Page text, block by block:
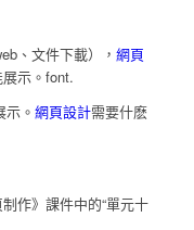
、文件下載）， 網頁
示。font.
。 網頁設計需要什麽
作》課件中的“單元十